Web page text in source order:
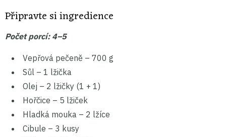
Připravte si ingredience
Počet porcí: 4–5
Vepřová pečeně – 700 g
Sůl – 1 lžička
Olej – 2 lžičky (1 + 1)
Hořčice – 5 lžiček
Hladká mouka – 2 lžíce
Cibule – 3 kusy